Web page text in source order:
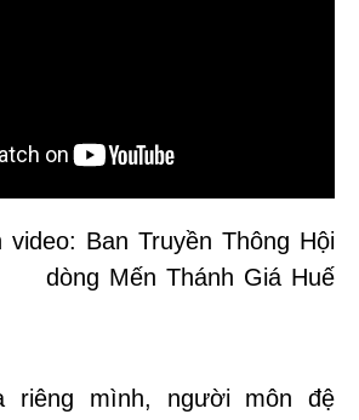
video: Ban Truyền Thông Hội
dòng Mến Thánh Giá Huế
riêng mình, người môn đệ